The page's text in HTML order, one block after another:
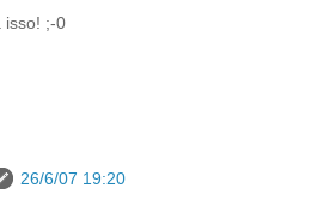
isso! ;-0
26/6/07 19:20